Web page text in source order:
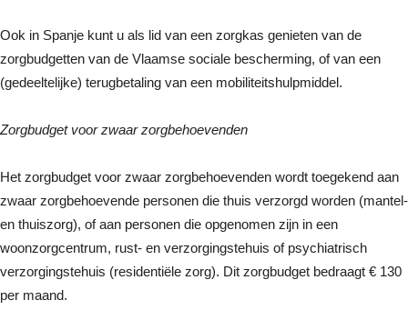
Ook in Spanje kunt u als lid van een zorgkas genieten van de
zorgbudgetten van de Vlaamse sociale bescherming, of van een
(gedeeltelijke) terugbetaling van een mobiliteitshulpmiddel.
Zorgbudget voor zwaar zorgbehoevenden
Het zorgbudget voor zwaar zorgbehoevenden wordt toegekend aan
zwaar zorgbehoevende personen die thuis verzorgd worden (mantel-
en thuiszorg), of aan personen die opgenomen zijn in een
woonzorgcentrum, rust- en verzorgingstehuis of psychiatrisch
verzorgingstehuis (residentiële zorg). Dit zorgbudget bedraagt € 130
per maand.